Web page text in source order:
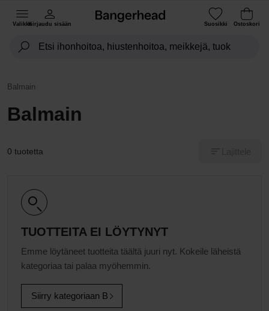
ValikkoKirjaudu sisään Suosikki Ostoskori
Balmain
Balmain
0 tuotetta
TUOTTEITA EI LÖYTYNYT
Emme löytäneet tuotteita täältä juuri nyt. Kokeile läheistä
kategoriaa tai palaa myöhemmin.
Siirry kategoriaan B